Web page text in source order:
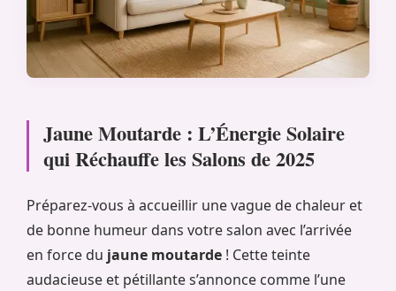
Jaune Moutarde : L’Énergie Solaire
qui Réchauffe les Salons de 2025
Préparez-vous à accueillir une vague de chaleur et
de bonne humeur dans votre salon avec l’arrivée
en force du jaune moutarde ! Cette teinte
audacieuse et pétillante s’annonce comme l’une